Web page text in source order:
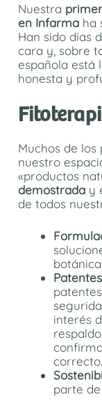
Nuestra
en Infarmaha
Han sido días
cara y, sobre
española está
honesta y
Muchos de
nuestro
«productos
demostraday
de todos
botánica.
interés
correcto.
parte